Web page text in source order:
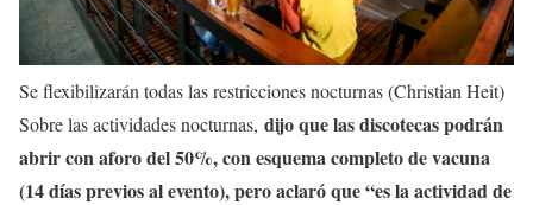
Se flexibilizarán todas las restricciones nocturnas (Christian Heit)
Sobre las actividades nocturnas, dijo que las discotecas podrán
abrir con aforo del 50%, con esquema completo de vacuna
(14 días previos al evento), pero aclaró que “es la actividad de